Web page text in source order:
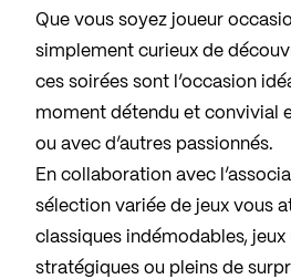
Que vous soyez joueur
simplement curieux de
ces soirées sont l’occasion
moment détendu et convivial
ou avec d’autres passionnés.
En collaboration avec
sélection variée de jeux vous
classiques indémodables,
stratégiques ou pleins de